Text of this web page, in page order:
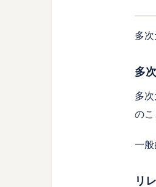
多
多
多
の
一
リ